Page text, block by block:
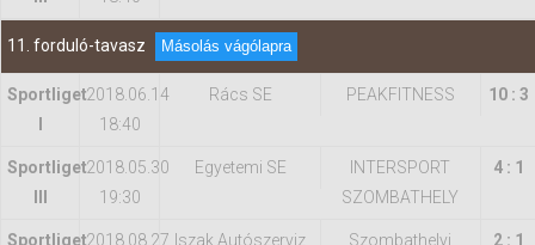
11. forduló-tavasz Másolás vágólapra
Sportliget2018.06.14
18:40
Rács SE PEAKFITNESS 10 : 3
Sportliget2018.05.30
19:30
Egyetemi SE
INTERSPORT
SZOMBATHELY
4 : 1
Sportliget2018.08.27 Iszak Autószerviz
Szombathelyi
2 : 1